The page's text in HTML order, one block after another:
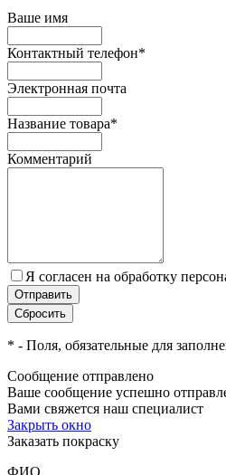
Ваше имя
Контактный телефон*
Электронная почта
Название товара*
Комментарий
Я согласен на обработку
* - Поля, обязательные для
Сообщение отправлено
Ваше сообщение успешно
Вами свяжется наш специалист
Закрыть окно
Заказать покраску
ФИО